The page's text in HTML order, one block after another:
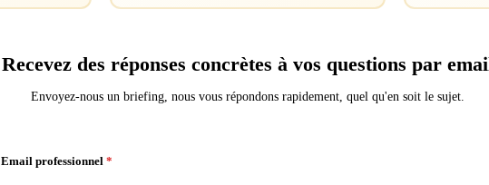
Recevez des réponses concrètes à vos questions par
Envoyez-nous un briefing, nous vous répondons rapidement, quel qu'en soit le sujet.
Email professionnel *